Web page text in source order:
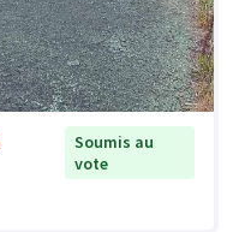
Soumis au
vote